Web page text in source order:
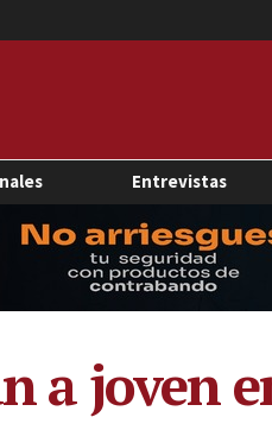
Entrevistas
a joven